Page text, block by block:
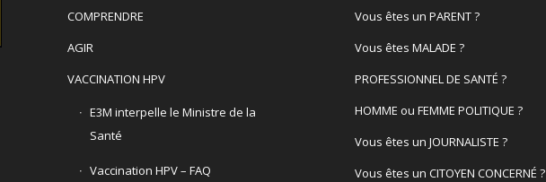
COMPRENDRE
AGIR
VACCINATION HPV
E3M interpelle le Ministre de la
Santé
Vaccination HPV – FAQ
Vous êtes un PARENT ?
Vous êtes MALADE ?
PROFESSIONNEL DE SANTÉ ?
HOMME ou FEMME POLITIQUE ?
Vous êtes un JOURNALISTE ?
Vous êtes un CITOYEN CONCERNÉ ?